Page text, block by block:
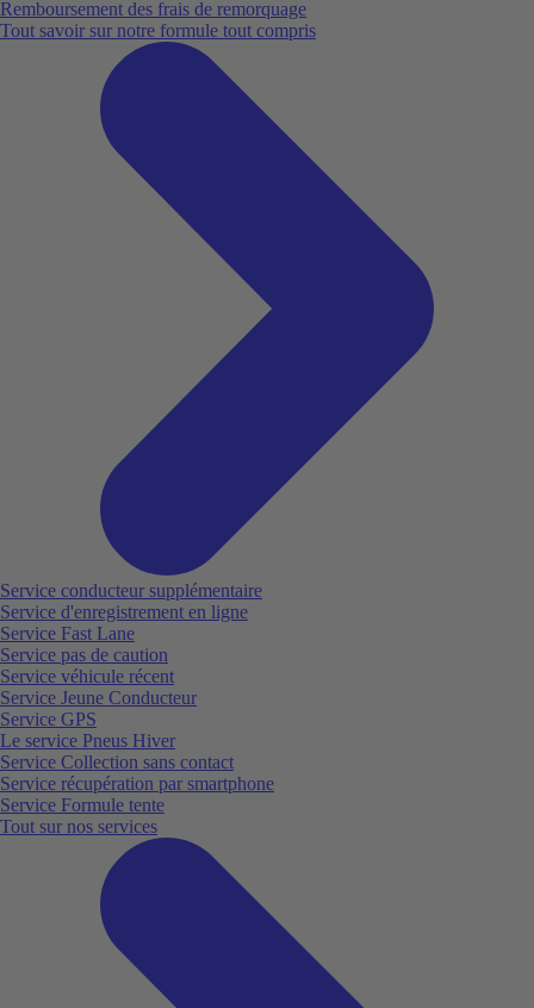
Remboursement des frais de remorquage
Tout savoir sur notre formule tout compris
Service conducteur supplémentaire
Service d'enregistrement en ligne
Service Fast Lane
Service pas de caution
Service véhicule récent
Service Jeune Conducteur
Service GPS
Le service Pneus Hiver
Service Collection sans contact
Service récupération par smartphone
Service Formule tente
Tout sur nos services